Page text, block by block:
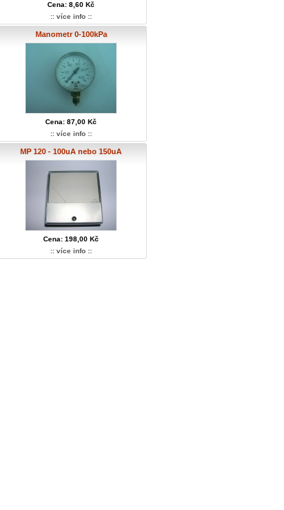
Cena: 8,60 Kč
:: více info ::
Manometr 0-100kPa
Cena: 87,00 Kč
:: více info ::
MP 120 - 100uA nebo 150uA
Cena: 198,00 Kč
:: více info ::